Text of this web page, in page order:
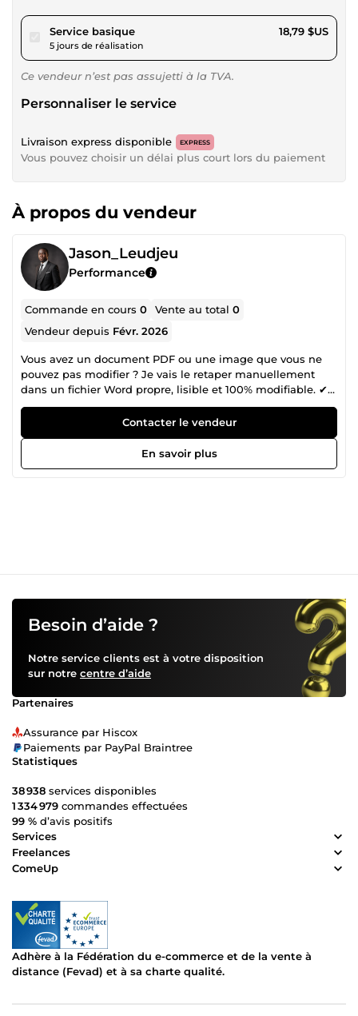
Service basiquepour 17,31 $US
5 jours de réalisation
18,79 $US
Ce vendeur n’est pas assujetti à la TVA.
Personnaliser le service
Livraison express disponible EXPRESS
Vous pouvez choisir un délai plus court lors du paiement
À propos du vendeur
Jason_Leudjeu
Performance
Commande en cours0 Vente au total0
Vendeur depuis Févr. 2026
Vous avez un document PDF ou une image que vous ne
pouvez pas modifier ? Je vais le retaper manuellement
dans un fichier Word propre, lisible et 100% modifiable. ✔
Mise en page respectée ✔ Correction des erreurs visibles ✔
Livraison rapide ✔ Travail sérieux et confidentiel Je peux
traiter : – Cours – Devoirs – Documents administratifs –
Livres scannés – Images contenant du texte Envoyez-moi
votre fichier et je commence immédiatement.
Contacter le vendeur
En savoir plus
Besoin d’aide ?
Notre service clients est à votre disposition
sur notre centre d’aide
Partenaires
Assurance par Hiscox
Paiements par PayPal Braintree
Statistiques
38 938 services disponibles
1 334 979 commandes effectuées
99 % d’avis positifs
Services
Freelances
ComeUp
Adhère à la Fédération du e-commerce et de la vente à
distance (Fevad) et à sa charte qualité.